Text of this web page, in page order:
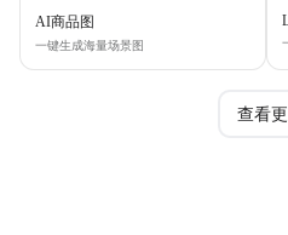
AI商品图
一键生成海量场景图
查看